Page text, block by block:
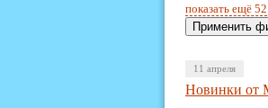
показать ещё 52
11 апреля
Новинки от